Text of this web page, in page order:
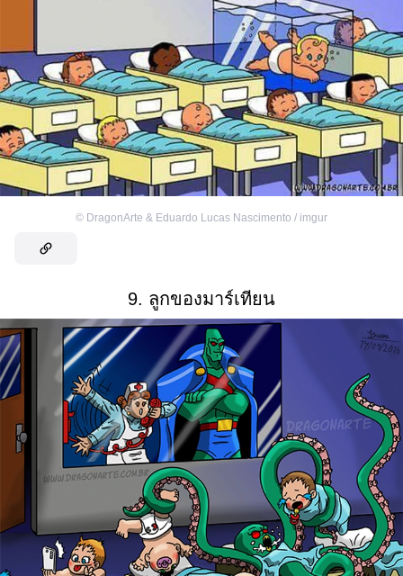
© DragonArte & Eduardo Lucas Nascimento / imgur
9. ลูกของมาร์เทียน